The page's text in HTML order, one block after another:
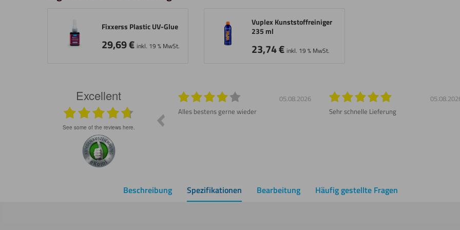
Fixxerss Plastic UV-Glue
29,69€ inkl. 19 % MwSt.
Vuplex Kunststoffreiniger
235 ml
23,74€ inkl. 19 % MwSt.
Excellent
see some of the reviews here.
Großes Lob. Tolle Auswahl und eine schnelle
Lieferung. Sehr zu empfehlen!
05.08.2026
Alles bestens gerne wieder
Sehr schnelle Lieferung
Beschreibung Spezifikationen Bearbeitung Häufig gestellte Fragen